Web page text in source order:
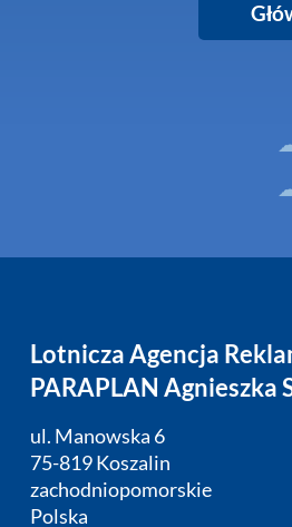
Lotnicza Agencja
PARAPLAN Agnieszka
ul. Manowska 6
75-819 Koszalin
zachodniopomorskie
Polska